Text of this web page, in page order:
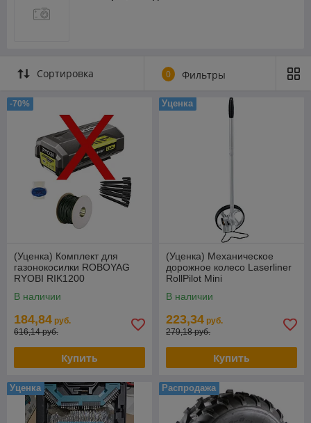
Сортировка 0 Фильтры
-70%
(Уценка) Комплект для
газонокосилки ROBOYAG
RYOBI RIK1200
В наличии
184,84 руб.
616,14 руб.
Купить
Уценка
(Уценка) Механическое
дорожное колесо Laserliner
RollPilot Mini
В наличии
223,34 руб.
279,18 руб.
Купить
Уценка Распродажа